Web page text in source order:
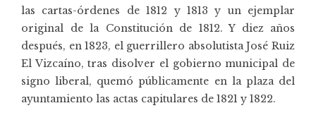
las cartas-órdenes de 1812 y 1813 y un ejemplar
original de la Constitución de 1812. Y diez años
después, en 1823, el guerrillero absolutista José Ruiz
El Vizcaíno, tras disolver el gobierno municipal de
signo liberal, quemó públicamente en la plaza del
ayuntamiento las actas capitulares de 1821 y 1822.